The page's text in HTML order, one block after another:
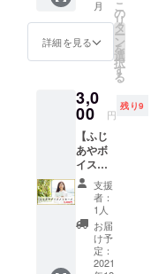
ング
ワーク
①
周辺を
散策
（森林
浴）
15:00
セルフ
コーチ
ング
ワーク
②
16:00
シェア
タイム
す。
リジナ
ル音
源〜 ・
「ファ
ンは少
うが稼
げま
す」著
書ふじ
あやが
オリジ
ナルで
朗読と
解説し
た音声
デー
タ。 著
書の内
月
詳細を見る
こ
の
リ
タ
ー
ン
を
選
択
す
る
3,0
00 円
残り9
【ふじ
あやボ
イス
メッ
セージ
＆サイ
ン付き
書籍１
冊】 ふ
じあや
支援
者：
1人
お届
け予
定：
2021